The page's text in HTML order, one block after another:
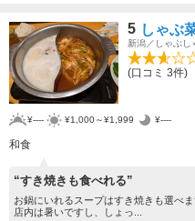
5 しゃぶ
新潟／しゃぶし
(口コミ 3件)
¥---- ¥1,000～¥1,999 ¥----
和食
“すき焼きも食べれる”
お鍋にいれるスープはすき焼きも選べ
店内は暑いですし、しょっ...